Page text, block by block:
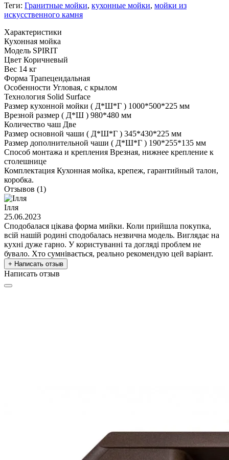
Теги: Гранитные мойки, кухонные мойки, мойки из
искусственного камня
Характеристики
Кухонная мойка
Модель SPIRIT
Цвет Коричневый
Вес 14 кг
Форма Трапецеидальная
Особенности Угловая, с крылом
Технология Solid Surface
Размер кухонной мойки ( Д*Ш*Г ) 1000*500*225 мм
Врезной размер ( Д*Ш ) 980*480 мм
Количество чаш Две
Размер основной чаши ( Д*Ш*Г ) 345*430*225 мм
Размер дополнительной чаши ( Д*Ш*Г ) 190*255*135 мм
Способ монтажа и крепления Врезная, нижнее крепление к
столешнице
Комплектация Кухонная мойка, крепеж, гарантийный талон,
коробка.
Отзывов (1)
Ілля
25.06.2023
Сподобалася цікава форма мийки. Коли прийшла покупка,
всій нашій родині сподобалась незвична модель. Виглядає на
кухні дуже гарно. У користуванні та догляді проблем не
бувало. Хто сумнівається, реально рекомендую цей варіант.
+ Написать отзыв
Написать отзыв